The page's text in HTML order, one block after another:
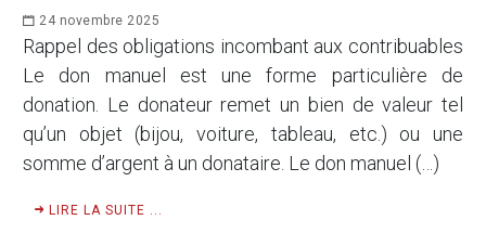
24 novembre 2025
Rappel des obligations incombant aux contribuables
Le don manuel est une forme particulière de
donation. Le donateur remet un bien de valeur tel
qu’un objet (bijou, voiture, tableau, etc.) ou une
somme d’argent à un donataire. Le don manuel (…)
LIRE LA SUITE ...